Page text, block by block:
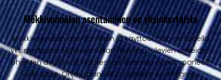
Mökkivoimalan asentaminen on yksinkertaista
Mökkivoimalan asentaminen ja käyttöönotto on todella
yksinkertaista. Mökkivoimalan mukana tulevien selkeiden
ohjeiden avulla voit halutessasi asentaa aurinkopaneelit
vaikka itse. Ohjauspaneeli ja tekniikka on integroitu